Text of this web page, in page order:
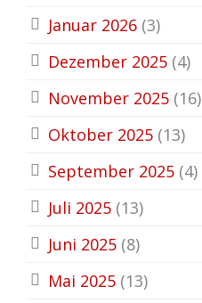
Januar 2026 (3)
Dezember 2025 (4)
November 2025 (16)
Oktober 2025 (13)
September 2025 (4)
Juli 2025 (13)
Juni 2025 (8)
Mai 2025 (13)